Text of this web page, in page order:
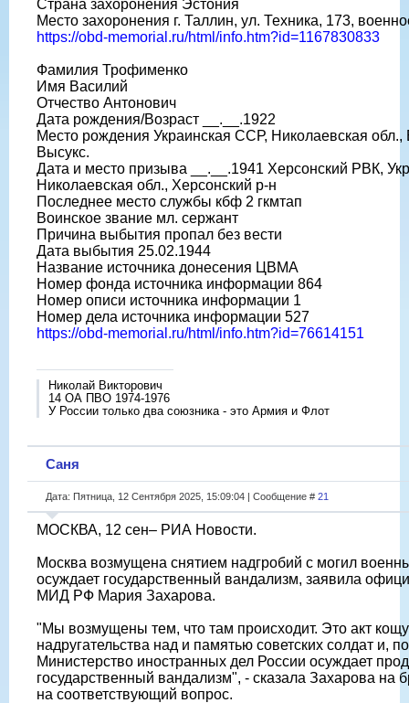
Страна захоронения Эстония
Место захоронения г. Таллин, ул. Техника, 173,
https://obd-memorial.ru/html/info.htm?id=1167830833
Фамилия Трофименко
Имя Василий
Отчество Антонович
Дата рождения/Возраст __.__.1922
Место рождения Украинская ССР, Николаевская обл.,
Высукс.
Дата и место призыва __.__.1941 Херсонский РВК,
Николаевская обл., Херсонский р-н
Последнее место службы кбф 2 гкмтап
Воинское звание мл. сержант
Причина выбытия пропал без вести
Дата выбытия 25.02.1944
Название источника донесения ЦВМА
Номер фонда источника информации 864
Номер описи источника информации 1
Номер дела источника информации 527
https://obd-memorial.ru/html/info.htm?id=76614151
Николай Викторович
14 ОА ПВО 1974-1976
У России только два союзника - это Армия и Флот
Саня
Дата: Пятница, 12 Сентября 2025, 15:09:04 | Сообщение # 21
МОСКВА, 12 сен– РИА Новости.
Москва возмущена снятием надгробий с могил
осуждает государственный вандализм, заявила
МИД РФ Мария Захарова.
"Мы возмущены тем, что там происходит. Это акт
надругательства над и памятью советских солдат и,
Министерство иностранных дел России осуждает
государственный вандализм", - сказала Захарова на
на соответствующий вопрос.